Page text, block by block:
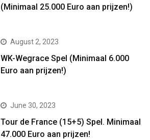
(Minimaal 25.000 Euro aan prijzen!)
August 2, 2023
WK-Wegrace Spel (Minimaal 6.000
Euro aan prijzen!)
June 30, 2023
Tour de France (15+5) Spel. Minimaal
47.000 Euro aan prijzen!